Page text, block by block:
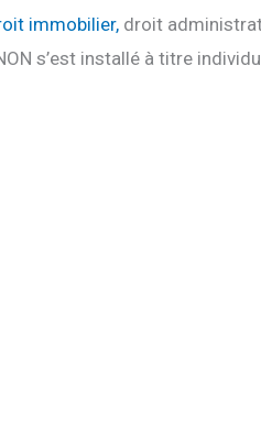
immobilier, droit
s’est installé à titre